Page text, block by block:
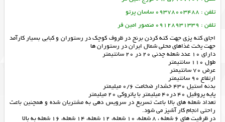
تلفن : 09378003488 ساسان پرتو
تلفن : 09128931339 منصور امین فر
اجاق کته پزی جهت کته کردن برنج در ظروف کوچک در رستوران و کبابی بسیار کارآمد
جهت پخت غذاهای محلی شمال ایران در رستوران ها
دارای 10 عدد شعله چدنی 20 در 20 سانتیمتر
طول 110 سانتیمتر
عرض 70 سانتیمتر
ارتفاع 90 سانتیمتر
بدنه استیل 430 خشدار ضخامت 0/6 میلیمتر
پایه پروفیل 40 در40 میلیمتر با پاتروکی 20 میلیمتر
تعداد شعله های بالا باعث تسریع در سرویس دهی به مشتریان شده و همچنین باعث
راحتی انجام کار آشپز می شود.
در ظرفیت های 6 شعله ، 8 شعله، 10 شعله، 12 شعله، 14 شعله، 16 شعله به بالا